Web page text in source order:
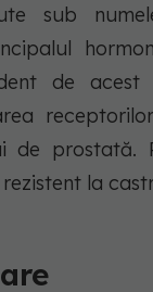
sub
de
de
la